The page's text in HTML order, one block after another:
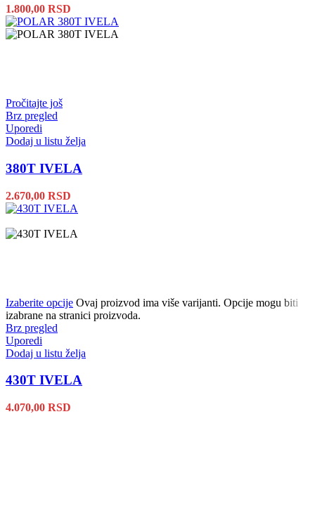
1.800,00 RSD
Pročitajte još
Brz pregled
Uporedi
Dodaj u listu želja
380T IVELA
2.670,00 RSD
Izaberite opcije Ovaj proizvod ima više varijanti. Opcije mogu biti
izabrane na stranici proizvoda.
Brz pregled
Uporedi
Dodaj u listu želja
430T IVELA
4.070,00 RSD